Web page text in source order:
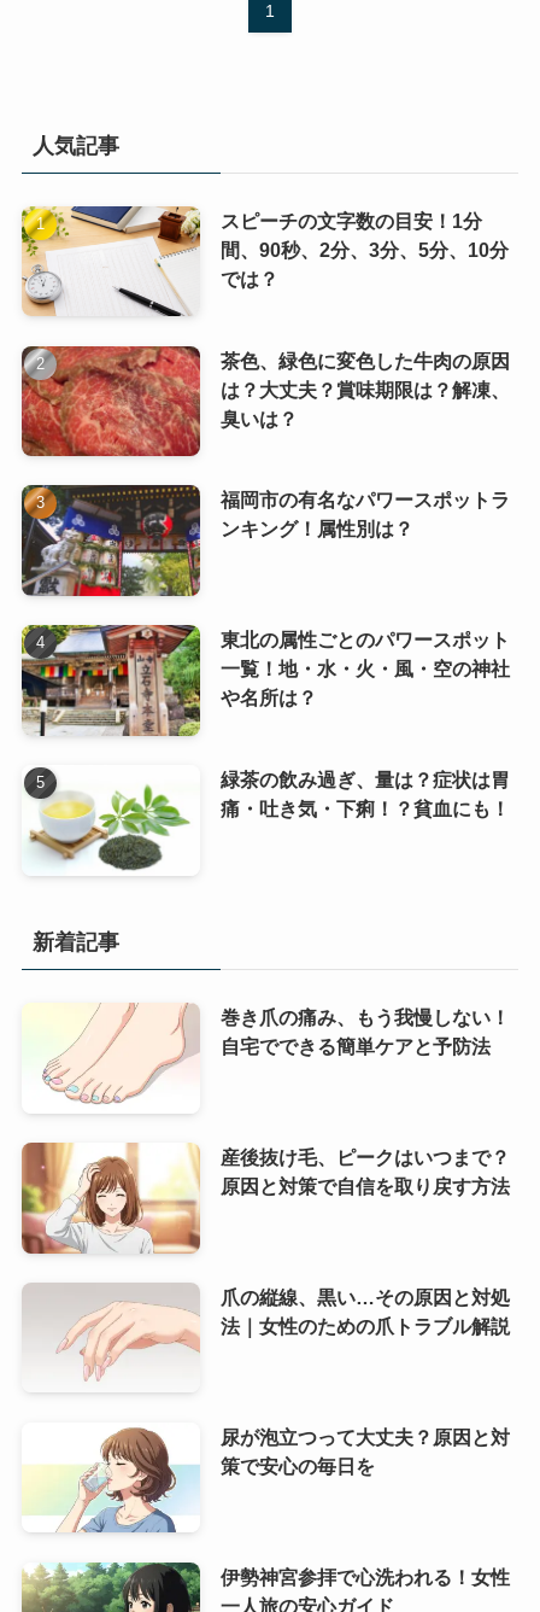
1
人気記事
スピーチの文字数の目安！1分
間、90秒、2分、3分、5分、10分
では？
茶色、緑色に変色した牛肉の原因
は？大丈夫？賞味期限は？解凍、
臭いは？
福岡市の有名なパワースポットラ
ンキング！属性別は？
東北の属性ごとのパワースポット
一覧！地・水・火・風・空の神社
や名所は？
緑茶の飲み過ぎ、量は？症状は胃
痛・吐き気・下痢！？貧血にも！
新着記事
巻き爪の痛み、もう我慢しない！
自宅でできる簡単ケアと予防法
産後抜け毛、ピークはいつまで？
原因と対策で自信を取り戻す方法
爪の縦線、黒い…その原因と対処
法｜女性のための爪トラブル解説
尿が泡立つって大丈夫？原因と対
策で安心の毎日を
伊勢神宮参拝で心洗われる！女性
一人旅の安心ガイド